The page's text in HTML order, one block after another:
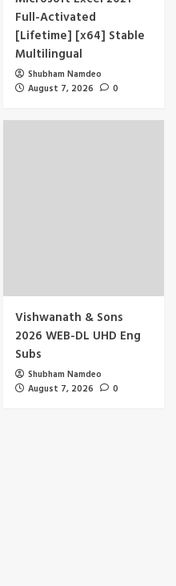
Full-Activated
[Lifetime] [x64] Stable
Multilingual
Shubham Namdeo
August 7, 2026
0
Vishwanath & Sons
2026 WEB-DL UHD Eng
Subs
Shubham Namdeo
August 7, 2026
0